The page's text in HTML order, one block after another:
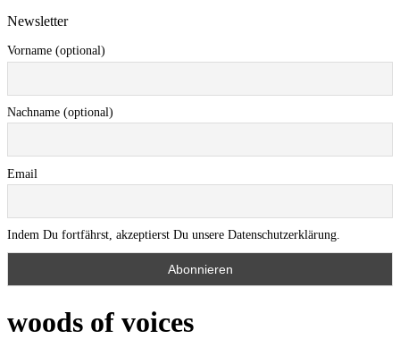
Newsletter
Vorname (optional)
Nachname (optional)
Email
Indem Du fortfährst, akzeptierst Du unsere Datenschutzerklärung.
woods of voices